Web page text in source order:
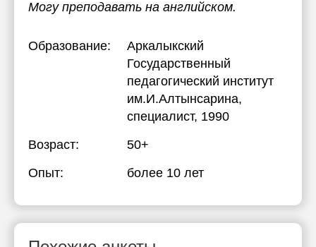
Могу преподавать на английском.
Образование:
Аркалыкский
Государственный
педагогический институт
им.И.Алтынсарина,
специалист, 1990
Возраст:
50+
Опыт:
более 10 лет